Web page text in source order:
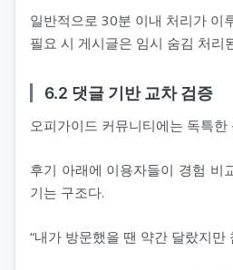
일반적으로 30분 이내 처리가 이
필요 시 게시글은 임시 숨김 처리
6.2 댓글 기반 교차 검증
오피가이드 커뮤니티에는 독특한
후기 아래에 이용자들이 경험 비
기는 구조다.
“내가 방문했을 땐 약간 달랐지만